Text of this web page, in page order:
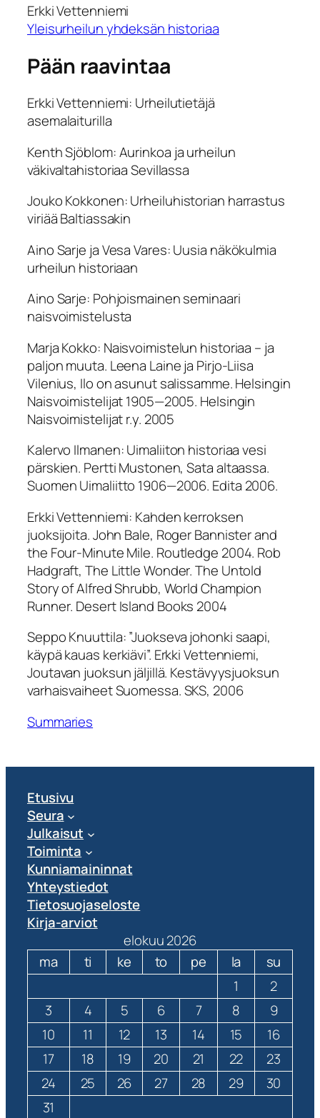
Erkki Vettenniemi
Yleisurheilun yhdeksän historiaa
Pään raavintaa
Erkki Vettenniemi: Urheilutietäjä
asemalaiturilla
Kenth Sjöblom:Aurinkoa ja urheilun
väkivaltahistoriaa Sevillassa
Jouko Kokkonen:Urheiluhistorian harrastus
viriää Baltiassakin
Aino Sarje ja Vesa Vares:Uusia näkökulmia
urheilun historiaan
Aino Sarje: Pohjoismainen seminaari
naisvoimistelusta
Marja Kokko: Naisvoimistelun historiaa – ja
paljon muuta. Leena Laine ja Pirjo-Liisa
Vilenius, Ilo on asunut salissamme. Helsingin
Naisvoimistelijat 1905—2005. Helsingin
Naisvoimistelijat r.y. 2005
Kalervo Ilmanen:Uimaliiton historiaa vesi
pärskien. Pertti Mustonen,Sata altaassa.
Suomen Uimaliitto 1906—2006. Edita 2006.
Erkki Vettenniemi: Kahden kerroksen
juoksijoita. John Bale, Roger Bannister and
the Four-Minute Mile. Routledge 2004. Rob
Hadgraft,The Little Wonder. The Untold
Story of Alfred Shrubb, World Champion
Runner. Desert Island Books 2004
Seppo Knuuttila:”Juokseva johonki saapi,
käypä kauas kerkiävi”. Erkki Vettenniemi,
Joutavan juoksun jäljillä. Kestävyysjuoksun
varhaisvaiheet Suomessa. SKS, 2006
Summaries
Etusivu
Seura
Julkaisut
Toiminta
Kunniamaininnat
Yhteystiedot
Tietosuojaseloste
Kirja-arviot
elokuu 2026
ma
ti ke to pe la
su
1
2
3
4 5 6 7 8
9
10
11 12 13 14 15
16
17
18 19 20 21 22
23
24
25 26 27 28 29
30
31